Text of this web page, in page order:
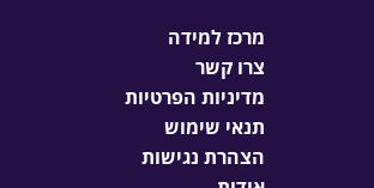
מרכז למידה
צרו קשר
מדיניות הפרטיות
תנאי שימוש
הצהרת נגישות